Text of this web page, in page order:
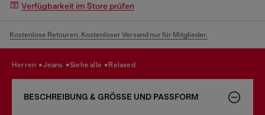
Verfügbarkeit im Store prüfen
Kostenlose Retouren. Kostenloser Versand nur für Mitglieder.
herren jeans siehe alle relaxed
BESCHREIBUNG & GRÖSSE UND PASSFORM